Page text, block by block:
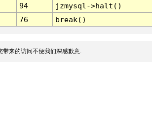
94
jzmysql->halt()
76 break()
来的访问不便我们深感歉意.